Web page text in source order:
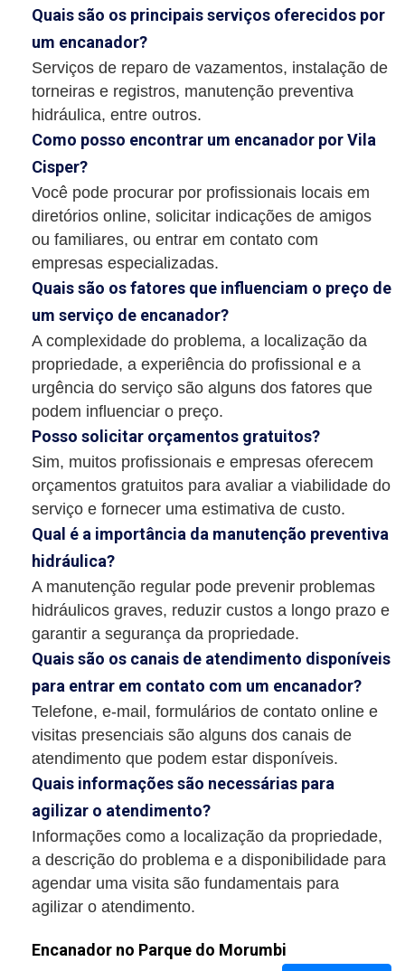
Quais são os principais serviços oferecidos por
um encanador?
Serviços de reparo de vazamentos, instalação de
torneiras e registros, manutenção preventiva
hidráulica, entre outros.
Como posso encontrar um encanador por Vila
Cisper?
Você pode procurar por profissionais locais em
diretórios online, solicitar indicações de amigos
ou familiares, ou entrar em contato com
empresas especializadas.
Quais são os fatores que influenciam o preço de
um serviço de encanador?
A complexidade do problema, a localização da
propriedade, a experiência do profissional e a
urgência do serviço são alguns dos fatores que
podem influenciar o preço.
Posso solicitar orçamentos gratuitos?
Sim, muitos profissionais e empresas oferecem
orçamentos gratuitos para avaliar a viabilidade do
serviço e fornecer uma estimativa de custo.
Qual é a importância da manutenção preventiva
hidráulica?
A manutenção regular pode prevenir problemas
hidráulicos graves, reduzir custos a longo prazo e
garantir a segurança da propriedade.
Quais são os canais de atendimento disponíveis
para entrar em contato com um encanador?
Telefone, e-mail, formulários de contato online e
visitas presenciais são alguns dos canais de
atendimento que podem estar disponíveis.
Quais informações são necessárias para
agilizar o atendimento?
Informações como a localização da propriedade,
a descrição do problema e a disponibilidade para
agendar uma visita são fundamentais para
agilizar o atendimento.
Encanador no Parque do Morumbi